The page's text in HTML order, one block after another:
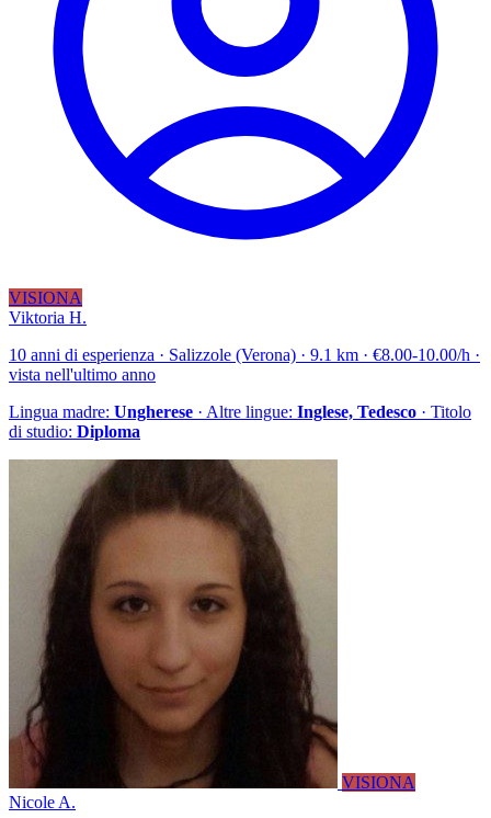
VISIONA
Viktoria H.
10 anni di esperienza · Salizzole (Verona) · 9.1 km · €8.00-10.00/h ·
vista nell'ultimo anno
Lingua madre: Ungherese · Altre lingue: Inglese, Tedesco · Titolo
di studio: Diploma
VISIONA
Nicole A.